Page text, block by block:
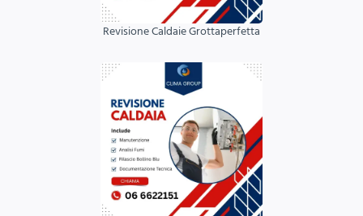
Revisione Caldaie Grottaperfetta